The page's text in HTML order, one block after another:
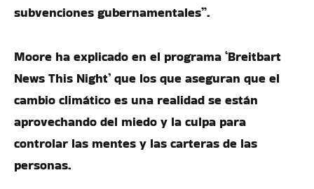
subvenciones gubernamentales”.
Moore ha explicado en el programa ‘Breitbart
News This Night’ que los que aseguran que el
cambio climático es una realidad se están
aprovechando del miedo y la culpa para
controlar las mentes y las carteras de las
personas.